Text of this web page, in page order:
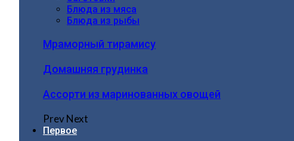
Блюда из мяса
Блюда из рыбы
Мраморный тирамису
Домашняя грудинка
Ассорти из маринованных овощей
PrevNext
Первое